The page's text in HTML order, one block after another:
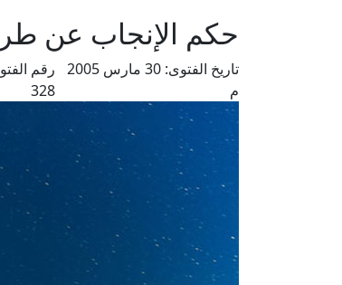
حكم الإنجاب عن
تاريخ الفتوى:
30 مارس 2005
م
رقم
328